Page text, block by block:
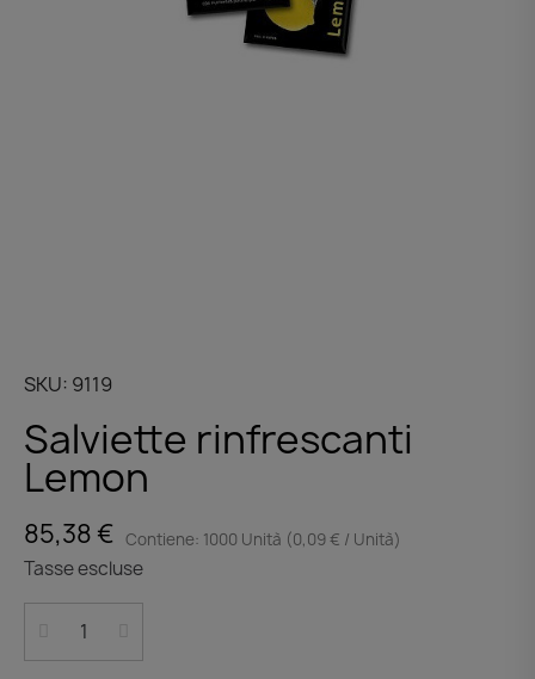
SKU 9119
Salviette rinfrescanti
Lemon
85,38 € Contiene: 1000 Unità (0,09 € / Unità)
Tasse escluse